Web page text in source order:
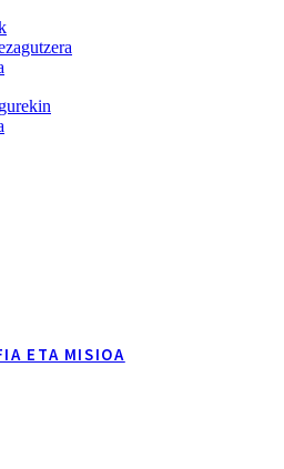
ETA MISIOA